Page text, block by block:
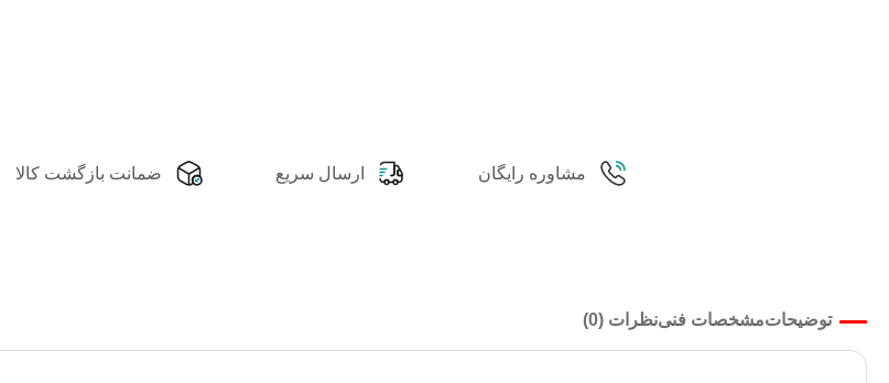
مشاوره رایگان ارسال سریع ضمانت بازگشت کالا
توضیحاتمشخصات فنینظرات (0)